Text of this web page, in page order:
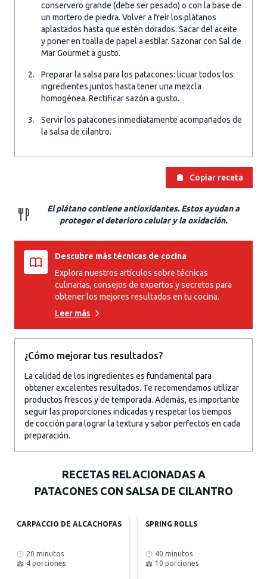
conservero grande (debe ser pesado) o con la base de
un mortero de piedra. Volver a freír los plátanos
aplastados hasta que estén dorados. Sacar del aceite
y poner en toalla de papel a estilar. Sazonar con Sal de
Mar Gourmet a gusto.
Preparar la salsa para los patacones: licuar todos los
ingredientes juntos hasta tener una mezcla
homogénea. Rectificar sazón a gusto.
Servir los patacones inmediatamente acompañados de
la salsa de cilantro.
Copiar receta
El plátano contiene antioxidantes. Estos ayudan a
proteger el deterioro celular y la oxidación.
Descubre más técnicas de cocina
Explora nuestros artículos sobre técnicas
culinarias, consejos de expertos y secretos para
obtener los mejores resultados en tu cocina.
Leer más
¿Cómo mejorar tus resultados?
La calidad de los ingredientes es fundamental para
obtener excelentes resultados. Te recomendamos utilizar
productos frescos y de temporada. Además, es importante
seguir las proporciones indicadas y respetar los tiempos
de cocción para lograr la textura y sabor perfectos en cada
preparación.
RECETAS RELACIONADAS A
PATACONES CON SALSA DE CILANTRO
CARPACCIO DE ALCACHOFAS
20 minutos
4 porciones
SPRING ROLLS
40 minutos
10 porciones